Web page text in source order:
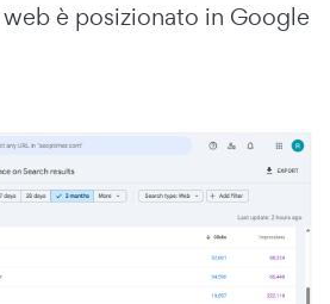
è posizionato in Google